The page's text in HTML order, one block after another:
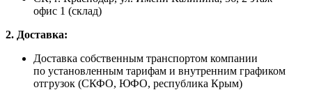
офис 1 (склад)
2. Доставка:
Доставка собственным транспортом компании
по установленным тарифам и внутренним графиком
отгрузок (СКФО, ЮФО, республика Крым)